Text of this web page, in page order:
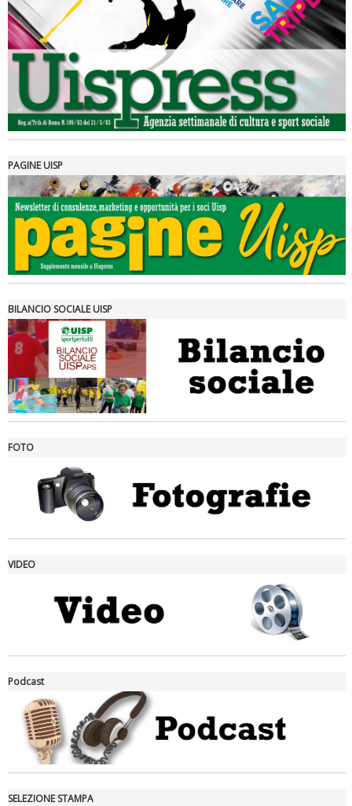
Luglio 2026: "Pensando con i piedi, si possono fare le
rivoluzioni"
Tiziano Pesce a Radio InBlu2000 traccia il bilancio della stagione
Ddl Lobby, Uisp: “Il Parlamento valorizzi le nostre specificità"
PAGINE UISP
BILANCIO SOCIALE UISP
FOTO
VIDEO
Podcast
SELEZIONE STAMPA